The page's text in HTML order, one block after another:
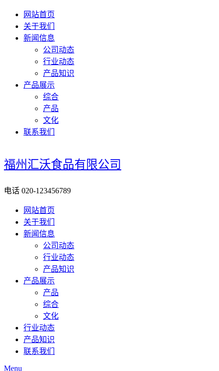
网站首页
关于我们
新闻信息
公司动态
行业动态
产品知识
产品展示
综合
产品
文化
联系我们
福州汇沃食品有限公司
电话 020-123456789
网站首页
关于我们
新闻信息
公司动态
行业动态
产品知识
产品展示
产品
综合
文化
行业动态
产品知识
联系我们
Menu